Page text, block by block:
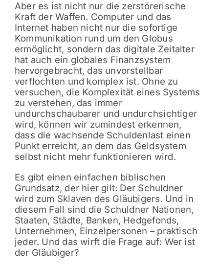
Aber es ist nicht nur die zerstörerische
Kraft der Waffen. Computer und das
Internet haben nicht nur die sofortige
Kommunikation rund um den Globus
ermöglicht, sondern das digitale Zeitalter
hat auch ein globales Finanzsystem
hervorgebracht, das unvorstellbar
verflochten und komplex ist. Ohne zu
versuchen, die Komplexität eines Systems
zu verstehen, das immer
undurchschaubarer und undurchsichtiger
wird, können wir zumindest erkennen,
dass die wachsende Schuldenlast einen
Punkt erreicht, an dem das Geldsystem
selbst nicht mehr funktionieren wird.
Es gibt einen einfachen biblischen
Grundsatz, der hier gilt: Der Schuldner
wird zum Sklaven des Gläubigers. Und in
diesem Fall sind die Schuldner Nationen,
Staaten, Städte, Banken, Hedgefonds,
Unternehmen, Einzelpersonen – praktisch
jeder. Und das wirft die Frage auf: Wer ist
der Gläubiger?